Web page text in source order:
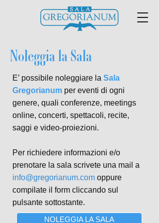
Noleggia la Sala
E’ possibile noleggiare la Sala
Gregorianum per eventi di ogni
genere, quali conferenze, meetings
online, concerti, spettacoli, recite,
saggi e video-proiezioni.
Per richiedere informazioni e/o
prenotare la sala scrivete una mail a
info@gregorianum.com oppure
compilate il form cliccando sul
pulsante sottostante.
NOLEGGIA LA SALA